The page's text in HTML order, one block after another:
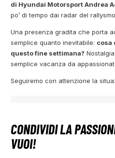
di Hyundai Motorsport Andrea
po’ di tempo dai radar del
Una presenza gradita che porta
semplice quanto inevitabile: cosa
questo fine settimana?
semplice vacanza da
Seguiremo con attenzione la